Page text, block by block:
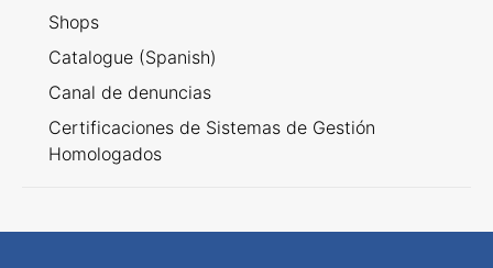
Shops
Catalogue (Spanish)
Canal de denuncias
Certificaciones de Sistemas de Gestión
Homologados